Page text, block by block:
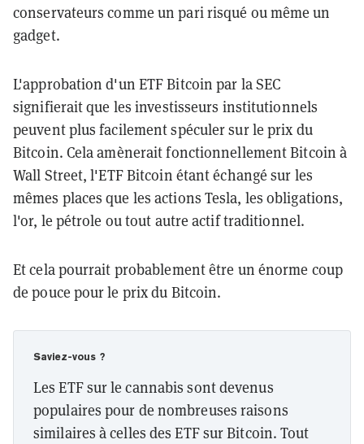
conservateurs comme un pari risqué ou même un
gadget.
L'approbation d'un ETF Bitcoin par la SEC
signifierait que les investisseurs institutionnels
peuvent plus facilement spéculer sur le prix du
Bitcoin. Cela amènerait fonctionnellement Bitcoin à
Wall Street, l'ETF Bitcoin étant échangé sur les
mêmes places que les actions Tesla, les obligations,
l'or, le pétrole ou tout autre actif traditionnel.
Et cela pourrait probablement être un énorme coup
de pouce pour le prix du Bitcoin.
Saviez-vous ?
Les ETF sur le cannabis sont devenus
populaires pour de nombreuses raisons
similaires à celles des ETF sur Bitcoin. Tout